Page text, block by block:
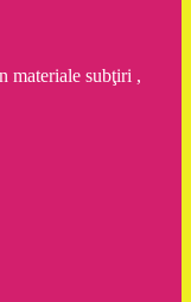
materiale subţiri ,